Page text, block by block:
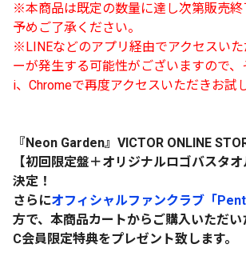
※本商品は既定の数量に達し次第販売終
予めご了承ください。
※LINEなどのアプリ経由でアクセスい
ーが発生する可能性がございますので
i、Chromeで再度アクセスいただきお試
『Neon Garden』VICTOR ONLINE
【初回限定盤＋オリジナルロゴバスタ
決定！
さらにオフィシャルファンクラブ「
方で、本商品カートからご購入いただ
C会員限定特典をプレゼント致します。